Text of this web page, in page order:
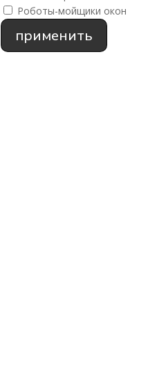
Роботы-мойщики окон
применить